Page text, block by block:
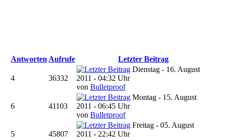
Antworten Aufrufe Letzter Beitrag
4 36332
Dienstag - 16. August
2011 - 04:32 Uhr
von Bulletproof
6 41103
Montag - 15. August
2011 - 06:45 Uhr
von Bulletproof
5 45807
Freitag - 05. August
2011 - 22:42 Uhr